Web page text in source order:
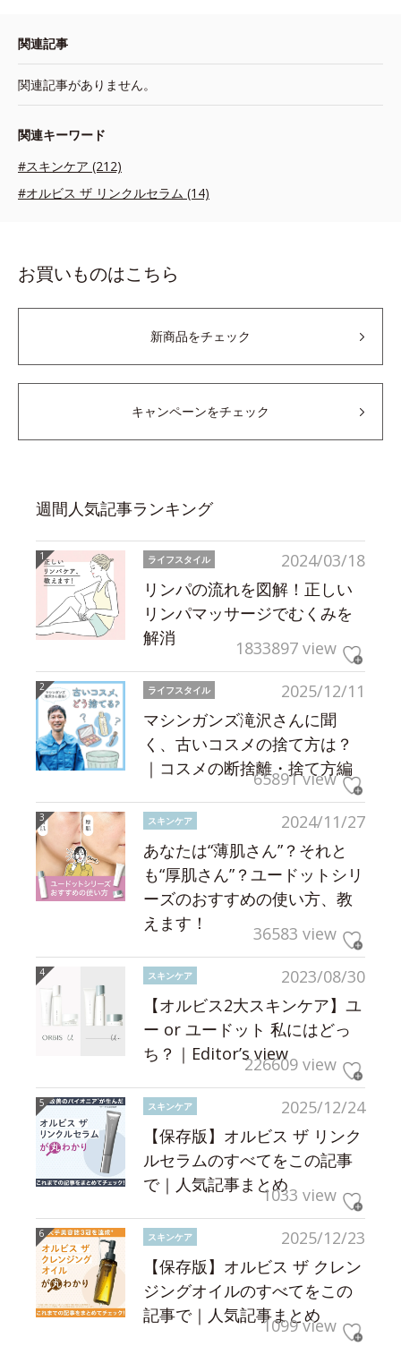
関連記事
関連記事がありません。
関連キーワード
#スキンケア (212)
#オルビス ザ リンクルセラム (14)
お買いものはこちら
新商品をチェック
キャンペーンをチェック
週間人気記事ランキング
2024/03/18
ライフスタイル
リンパの流れを図解！正しい
リンパマッサージでむくみを
解消
1833897 view
2025/12/11
ライフスタイル
マシンガンズ滝沢さんに聞
く、古いコスメの捨て方は？
｜コスメの断捨離・捨て方編
65891 view
2024/11/27
スキンケア
あなたは“薄肌さん”？それと
も“厚肌さん”？ユードットシリ
ーズのおすすめの使い方、教
えます！
36583 view
2023/08/30
スキンケア
【オルビス2大スキンケア】ユ
ー or ユードット 私にはどっ
ち？｜Editor’s view226609 view
2025/12/24
スキンケア
【保存版】オルビス ザ リンク
ルセラムのすべてをこの記事
で｜人気記事まとめ1033 view
2025/12/23
スキンケア
【保存版】オルビス ザ クレン
ジングオイルのすべてをこの
記事で｜人気記事まとめ
1099 view